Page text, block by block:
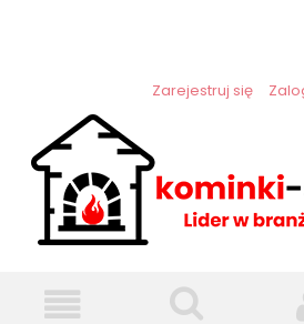
Zarejestruj się